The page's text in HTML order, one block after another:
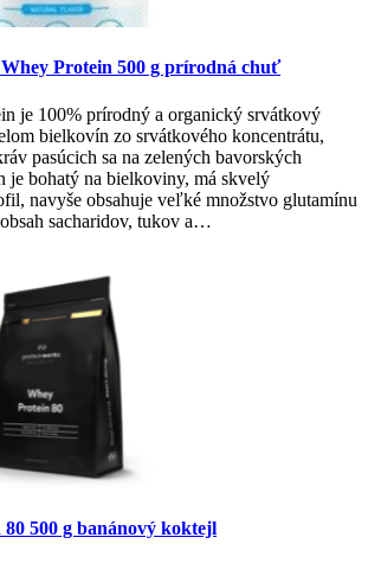
Protein 500 g prírodná chuť
je 100% prírodný a organický srvátkový
bielkovín zo srvátkového koncentrátu,
pasúcich sa na zelených bavorských
je bohatý na bielkoviny, má skvelý
navyše obsahuje veľké množstvo glutamínu
sacharidov, tukov a…
500 g banánový koktejl